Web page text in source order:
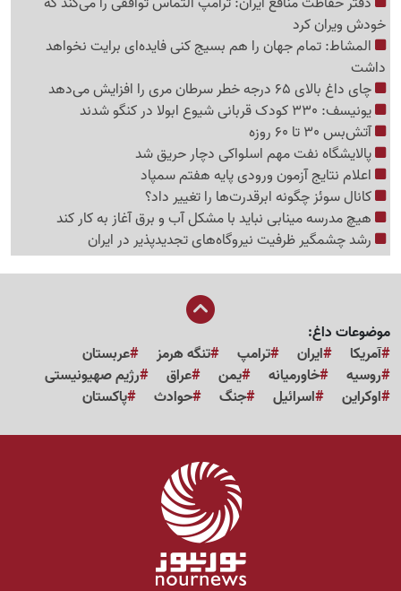
خودش ویران کرد
المشاط: تمام جهان را هم بسیج کنی فایده‌ای برایت نخواهد
داشت
چای داغ بالای 65 درجه خطر سرطان مری را افزایش می‌دهد
یونیسف: 330 کودک قربانی شیوع ابولا در کنگو شدند
آتش‌بس 30 تا 60 روزه
پالایشگاه نفت مهم اسلواکی دچار حریق شد
اعلام نتایج آزمون ورودی پایه هفتم سمپاد
کانال سوئز چگونه ابرقدرت‌ها را تغییر داد؟
هیچ مدرسه مینابی نباید با مشکل آب و برق آغاز به کار کند
رشد چشمگیر ظرفیت نیروگاه‌های تجدیدپذیر در ایران
موضوعات داغ:
آمریکا
ایران ترامپ تنگه هرمز
عربستان
روسیه
خاورمیانه یمن عراق
رژیم صهیونیستی
اوکراین
اسرائیل جنگ حوادث پاکستان